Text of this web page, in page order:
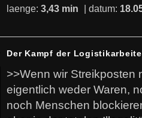
laenge: 3,43 min | datum:
Der Kampf der
>>Wenn wir Streikposten
eigentlich weder Waren,
noch Menschen